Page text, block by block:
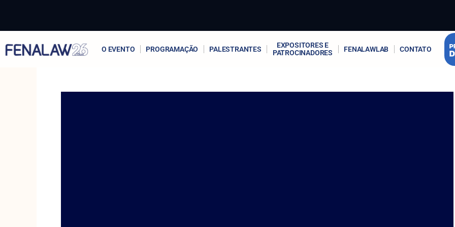
o
conteúdo
O EVENTO PROGRAMAÇÃO PALESTRANTES
EXPOSITORES E
PATROCINADORES
FENALAWLAB CONTATO